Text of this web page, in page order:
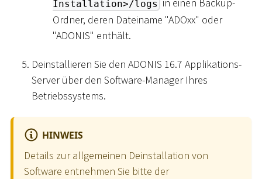
Installation>/logs
Ordner, deren Dateiname "ADOxx" oder
"ADONIS" enthält.
Deinstallieren Sie den ADONIS 16.7 Applikations-
Server über den Software-Manager Ihres
Betriebssystems.
HINWEIS
Details zur allgemeinen Deinstallation von
Software entnehmen Sie bitte der